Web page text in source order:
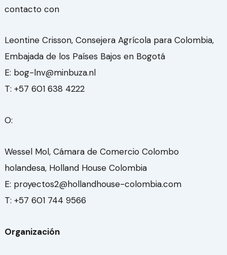
contacto con
Leontine Crisson, Consejera Agrícola para Colombia,
Embajada de los Países Bajos en Bogotá
E: bog-lnv@minbuza.nl
T: +57 601 638 4222
O:
Wessel Mol, Cámara de Comercio Colombo
holandesa, Holland House Colombia
E: proyectos2@hollandhouse-colombia.com
T: +57 601 744 9566
Organización